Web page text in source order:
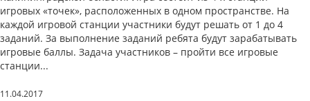
игровых «точек», расположенных в одном пространстве. На
каждой игровой станции участники будут решать от 1 до 4
заданий. За выполнение заданий ребята будут зарабатывать
игровые баллы. Задача участников – пройти все игровые
станции...
11.04.2017